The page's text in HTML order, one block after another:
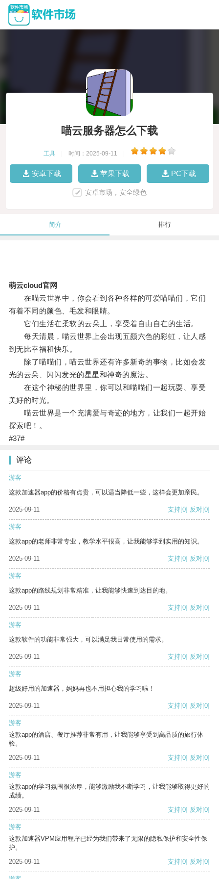
喵云服务器怎么下载
工具 时间：2025-09-11
安卓下载 苹果下载 PC下载
安卓市场，安全绿色
简介 排行
萌云cloud官网
在喵云世界中，你会看到各种各样的可爱喵喵们，它们
有着不同的颜色、毛发和眼睛。
它们生活在柔软的云朵上，享受着自由自在的生活。
每天清晨，喵云世界上会出现五颜六色的彩虹，让人感
到无比幸福和快乐。
除了喵喵们，喵云世界还有许多新奇的事物，比如会发
光的云朵、闪闪发光的星星和神奇的魔法。
在这个神秘的世界里，你可以和喵喵们一起玩耍、享受
美好的时光。
喵云世界是一个充满爱与奇迹的地方，让我们一起开始
探索吧！。
#37#
评论
游客
这款加速器app的价格有点贵，可以适当降低一些，这样会更加亲民。
2025-09-11 支持[0] 反对[0]
游客
这款app的老师非常专业，教学水平很高，让我能够学到实用的知识。
2025-09-11 支持[0] 反对[0]
游客
这款app的路线规划非常精准，让我能够快速到达目的地。
2025-09-11 支持[0] 反对[0]
游客
这款软件的功能非常强大，可以满足我日常使用的需求。
2025-09-11 支持[0] 反对[0]
游客
超级好用的加速器，妈妈再也不用担心我的学习啦！
2025-09-11 支持[0] 反对[0]
游客
这款app的酒店、餐厅推荐非常有用，让我能够享受到高品质的旅行体
验。
2025-09-11
支持[0] 反对[0]
游客
这款app的学习氛围很浓厚，能够激励我不断学习，让我能够取得更好的
成绩。
2025-09-11
支持[0] 反对[0]
游客
这款加速器VPM应用程序已经为我们带来了无限的隐私保护和安全性保
护。
2025-09-11
支持[0] 反对[0]